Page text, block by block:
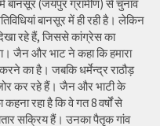
में बानसूर (जयपुर ग्रामीण) से चुनाव
बानसूर में ही रही है। लेकिन
रहे हैं, जिससे कांग्रेस का
जैन और भाट ने कहा कि हमारा
का है। जबकि धर्मेन्द्र राठौड़
कर रहे हैं। जैन और भाटी के
रहा है कि वे गत 8 वर्षों से
सक्रिय हैं। उनका पैतृक गांव